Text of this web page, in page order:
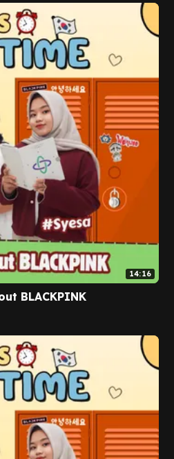
14:16
BLACKPINK